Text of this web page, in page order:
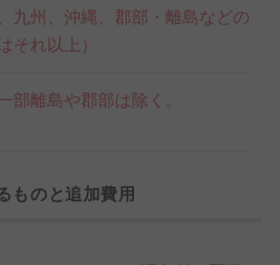
九州、沖縄、郡部・離島などの
それ以上）
離島や郡部は除く。
ものと追加費用